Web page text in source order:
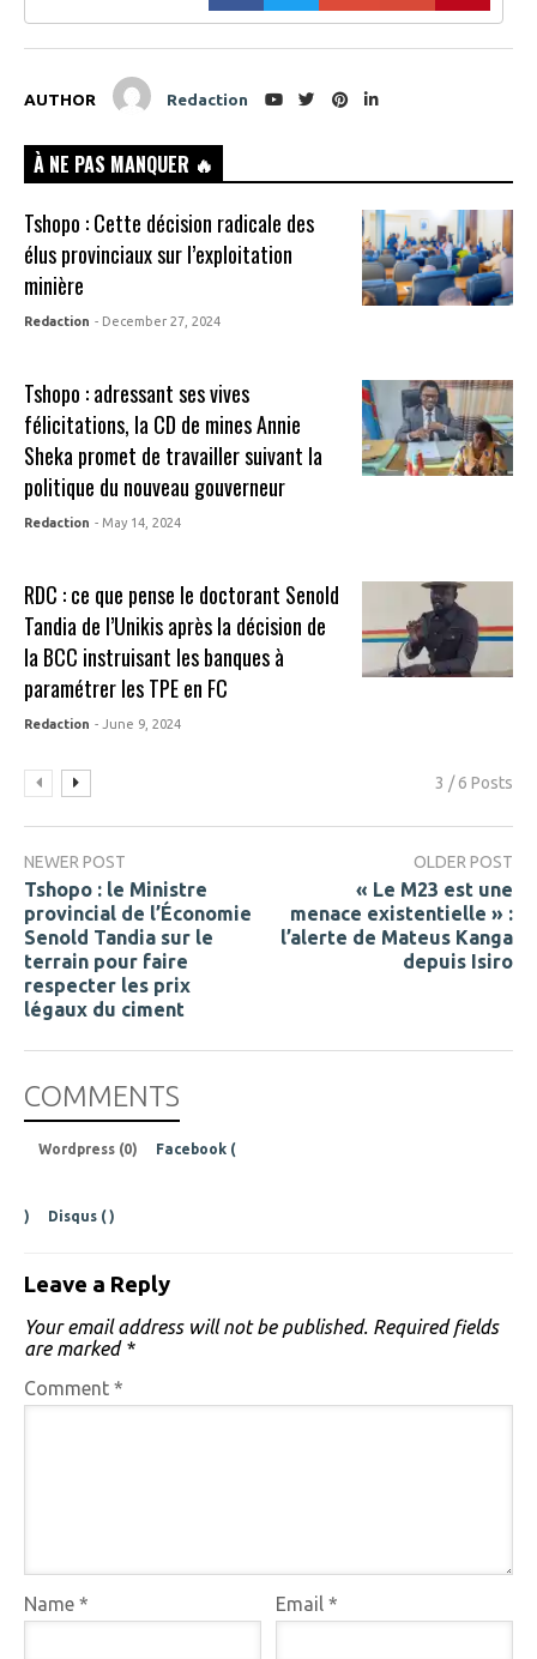
AUTHOR Redaction
À NE PAS MANQUER 🔥
Tshopo : Cette décision radicale des
élus provinciaux sur l’exploitation
minière
Redaction - December 27, 2024
Tshopo : adressant ses vives
félicitations, la CD de mines Annie
Sheka promet de travailler suivant la
politique du nouveau gouverneur
Redaction - May 14, 2024
RDC : ce que pense le doctorant Senold
Tandia de l’Unikis après la décision de
la BCC instruisant les banques à
paramétrer les TPE en FC
Redaction - June 9, 2024
3 / 6 Posts
NEWER POST
Tshopo : le Ministre
provincial de l’Économie
Senold Tandia sur le
terrain pour faire
respecter les prix
légaux du ciment
OLDER POST
« Le M23 est une
menace existentielle » :
l’alerte de Mateus Kanga
depuis Isiro
COMMENTS
Wordpress (0) Facebook (
) Disqus ( )
Leave a Reply
Your email address will not be published. Required fields
are marked *
Comment *
Name * Email*